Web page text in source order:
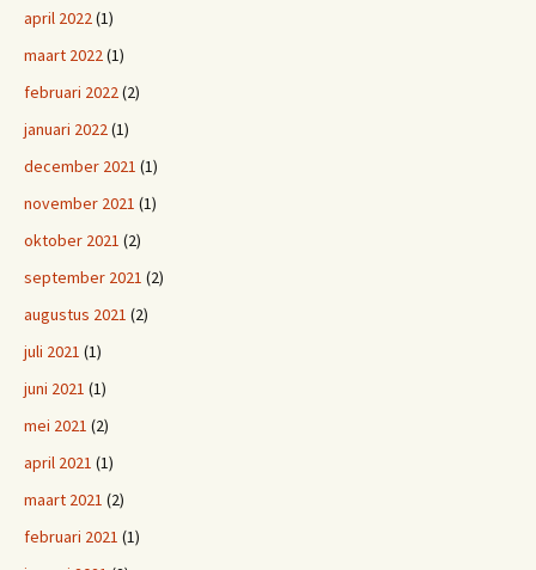
april 2022(1)
maart 2022(1)
februari 2022(2)
januari 2022(1)
december 2021 (1)
november 2021 (1)
oktober 2021 (2)
september 2021 (2)
augustus 2021 (2)
juli 2021 (1)
juni 2021 (1)
mei 2021 (2)
april 2021 (1)
maart 2021 (2)
februari 2021 (1)